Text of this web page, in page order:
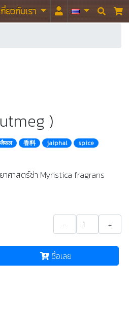
กี่ยวกับเรา  
)
जैफल 香料 jaiphal
spice
ศาสตร์ซ่า Myristica fragrans
- +
ซื้อเลย